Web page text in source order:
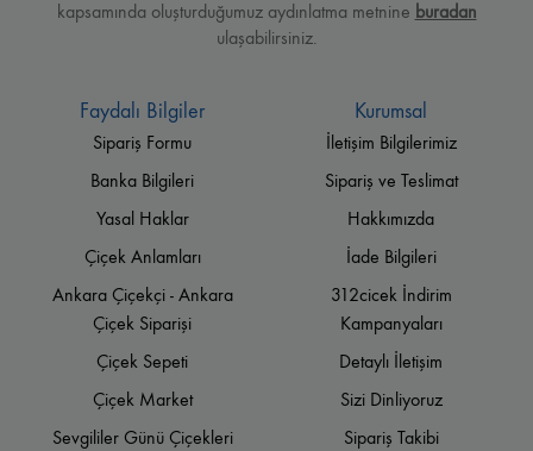
kapsamında oluşturduğumuz aydınlatma metnine buradan
ulaşabilirsiniz.
Faydalı Bilgiler
Sipariş Formu
Banka Bilgileri
Yasal Haklar
Çiçek Anlamları
Ankara Çiçekçi - Ankara
Çiçek Siparişi
Çiçek Sepeti
Çiçek Market
Sevgililer Günü Çiçekleri
Kurumsal
İletişim Bilgilerimiz
Sipariş ve Teslimat
Hakkımızda
İade Bilgileri
312cicek İndirim
Kampanyaları
Detaylı İletişim
Sizi Dinliyoruz
Sipariş Takibi